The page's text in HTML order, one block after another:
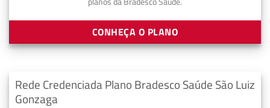
CONHEÇA O PLANO
Rede Credenciada Plano Bradesco Saúde São Luiz
Gonzaga